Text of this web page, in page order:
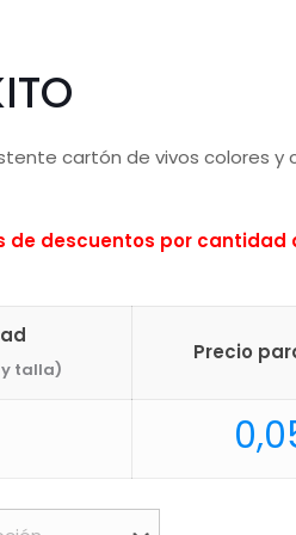
cartón de vivos colores y
de descuentos por cantidad
talla)
Precio